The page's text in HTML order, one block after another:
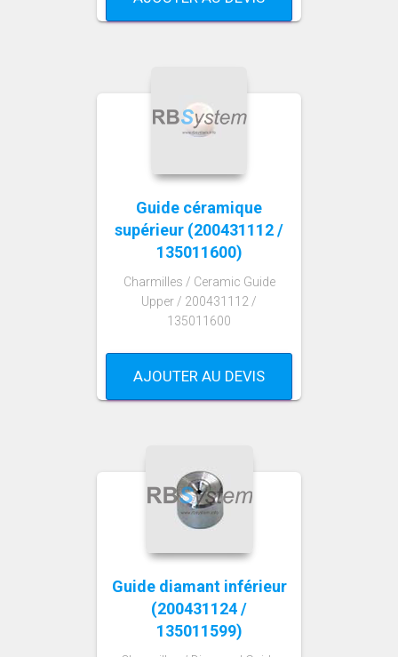
Guide céramique
supérieur (200431112 /
135011600)
Charmilles / Ceramic Guide
Upper / 200431112 /
135011600
AJOUTER AU DEVIS
Guide diamant inférieur
(200431124 /
135011599)